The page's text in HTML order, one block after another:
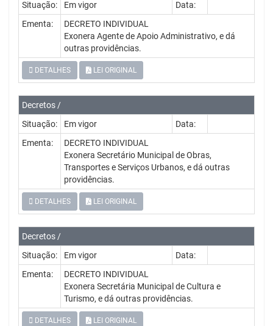
Situação:
Em vigor
Data:
Ementa:
DECRETO INDIVIDUAL
Exonera Agente de Apoio Administrativo, e dá
outras providências.
DETALHES LEI ORIGINAL
Decretos /
Situação:
Em vigor
Data:
Ementa:
DECRETO INDIVIDUAL
Exonera Secretário Municipal de Obras,
Transportes e Serviços Urbanos, e dá outras
providências.
DETALHES LEI ORIGINAL
Decretos /
Situação:
Em vigor
Data:
Ementa:
DECRETO INDIVIDUAL
Exonera Secretária Municipal de Cultura e
Turismo, e dá outras providências.
DETALHES LEI ORIGINAL